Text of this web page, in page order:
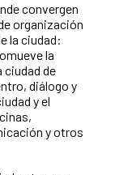
convergen
organización
la ciudad:
la
de
diálogo y
y el
y otros